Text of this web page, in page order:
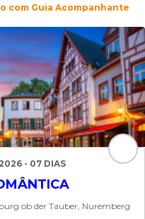
com Guia Acompanhante
- 07 DIAS
ob der Tauber, Nuremberg